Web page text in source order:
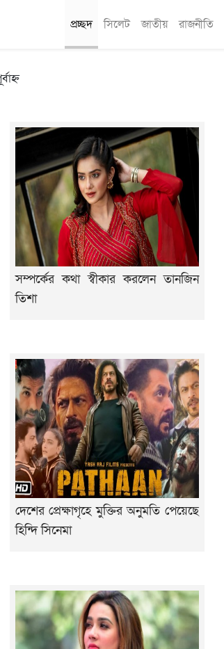
প্রচ্ছদ সিলেট জাতীয় রাজনীতি
সম্পর্কের কথা স্বীকার করলেন তানজিন
তিশা
দেশের প্রেক্ষাগৃহে মুক্তির অনুমতি পেয়েছে
হিন্দি সিনেমা